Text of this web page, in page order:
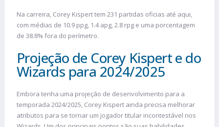
Na carreira, Corey Kispert tem 231 partidas oficias até aqui,
com médias de 10.9 ppg, 1.4 apg, 2.8 rpg e uma porcentagem
de 38.8% fora do perímetro.
Projeção de Corey Kispert e do
Wizards para 2024/2025
Embora tenha uma projeção de desenvolvimento para a
temporada 2024/2025, Corey Kispert ainda precisa melhorar
atributos para se tornar um jogador titular incontestável nos